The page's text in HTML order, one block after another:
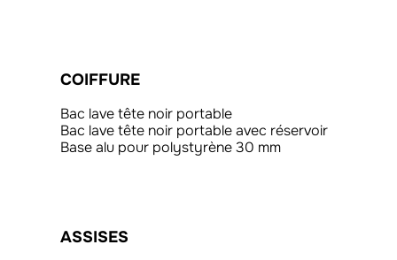
COIFFURE
Bac lave tête noir portable
Bac lave tête noir portable avec réservoir
Base alu pour polystyrène 30 mm
ASSISES